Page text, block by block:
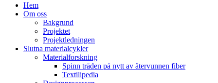
Hem
Om oss
Bakgrund
Projektet
Projektledningen
Slutna materialcykler
Materialforskning
Spinn tråden på nytt av återvunnen fiber
Textilipedia